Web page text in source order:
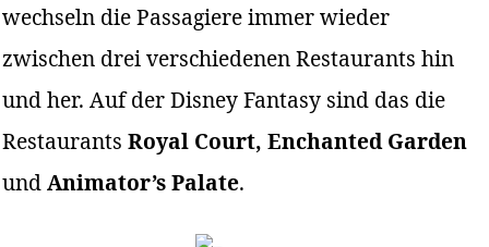
wechseln die Passagiere immer wieder
zwischen drei verschiedenen Restaurants hin
und her. Auf der Disney Fantasy sind das die
RestaurantsRoyal Court, Enchanted Garden
undAnimator’s Palate.